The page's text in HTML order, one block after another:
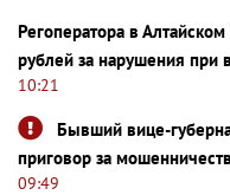
Регоператора в
рублей за нарушения при
10:21
Бывший вице-
приговор за
09:49